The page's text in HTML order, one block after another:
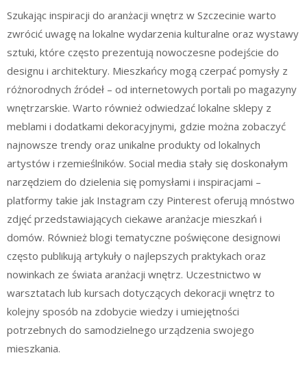
Szukając inspiracji do aranżacji wnętrz w Szczecinie warto
zwrócić uwagę na lokalne wydarzenia kulturalne oraz wystawy
sztuki, które często prezentują nowoczesne podejście do
designu i architektury. Mieszkańcy mogą czerpać pomysły z
różnorodnych źródeł – od internetowych portali po magazyny
wnętrzarskie. Warto również odwiedzać lokalne sklepy z
meblami i dodatkami dekoracyjnymi, gdzie można zobaczyć
najnowsze trendy oraz unikalne produkty od lokalnych
artystów i rzemieślników. Social media stały się doskonałym
narzędziem do dzielenia się pomysłami i inspiracjami –
platformy takie jak Instagram czy Pinterest oferują mnóstwo
zdjęć przedstawiających ciekawe aranżacje mieszkań i
domów. Również blogi tematyczne poświęcone designowi
często publikują artykuły o najlepszych praktykach oraz
nowinkach ze świata aranżacji wnętrz. Uczestnictwo w
warsztatach lub kursach dotyczących dekoracji wnętrz to
kolejny sposób na zdobycie wiedzy i umiejętności
potrzebnych do samodzielnego urządzenia swojego
mieszkania.